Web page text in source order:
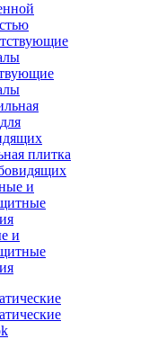
плитка
и